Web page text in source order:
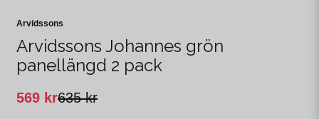
Arvidssons
Arvidssons Johannes grön
panellängd 2 pack
635 kr
569 kr